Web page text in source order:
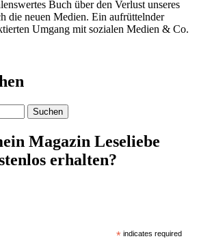
Buch über den Verlust unseres
die neuen Medien. Ein aufrüttelnder
Umgang mit sozialen Medien & Co.
Magazin Leseliebe
erhalten?
* indicates required